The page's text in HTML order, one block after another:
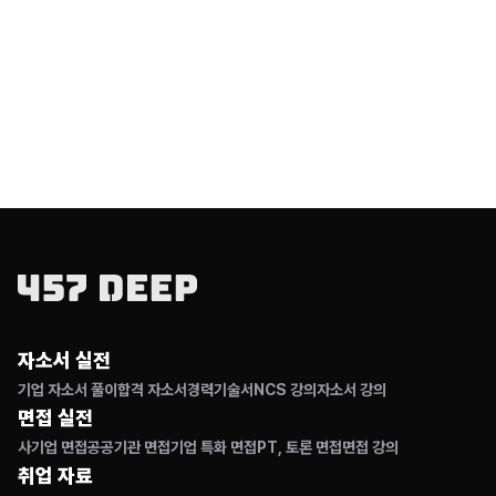
자소서 실전
기업 자소서 풀이 합격 자소서경력기술서 NCS 강의자소서 강의
면접 실전
사기업 면접공공기관 면접기업 특화 면접 PT, 토론 면접면접 강의
취업 자료